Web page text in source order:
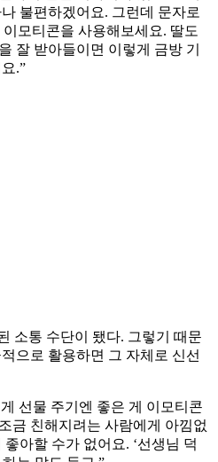
불편하겠어요. 그런데 문자로
이모티콘을 사용해보세요. 딸도
잘 받아들이면 이렇게 금방 기
.”
소통 수단이 됐다. 그렇기 때문
으로 활용하면 그 자체로 신선
선물 주기엔 좋은 게 이모티콘
금 친해지려는 사람에게 아낌없
아할 수가 없어요. ‘선생님 덕